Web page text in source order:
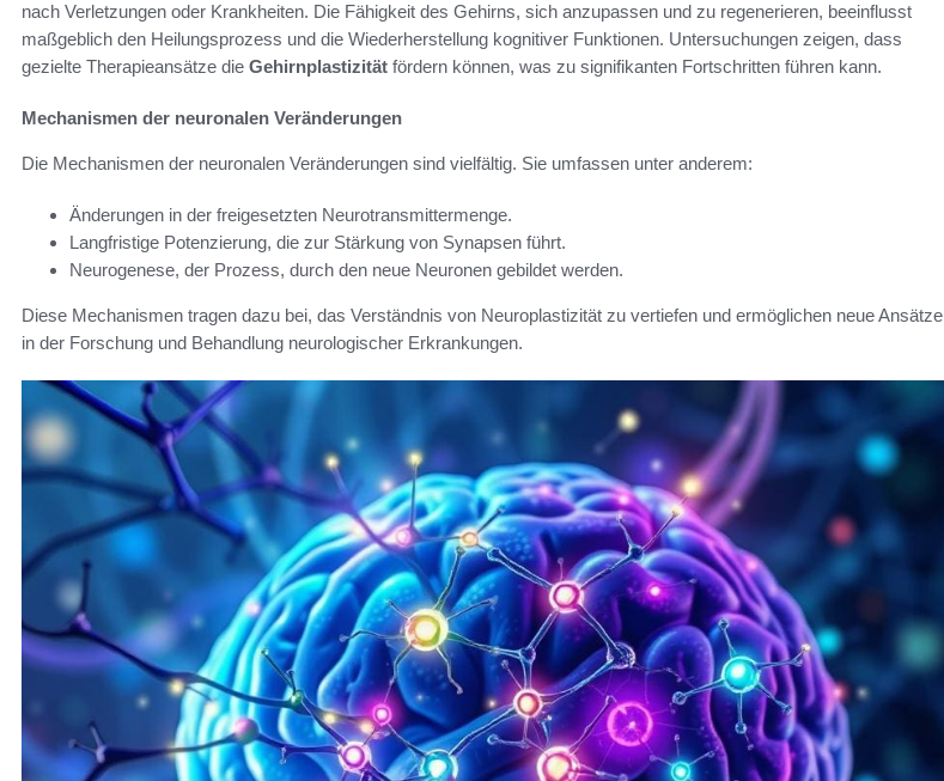
nach Verletzungen oder Krankheiten. Die Fähigkeit des Gehirns, sich anzupassen und zu regenerieren, beeinflusst
maßgeblich den Heilungsprozess und die Wiederherstellung kognitiver Funktionen. Untersuchungen zeigen, dass
gezielte Therapieansätze die Gehirnplastizität fördern können, was zu signifikanten Fortschritten führen kann.
Mechanismen der neuronalen Veränderungen
Die Mechanismen der neuronalen Veränderungen sind vielfältig. Sie umfassen unter anderem:
Änderungen in der freigesetzten Neurotransmittermenge.
Langfristige Potenzierung, die zur Stärkung von Synapsen führt.
Neurogenese, der Prozess, durch den neue Neuronen gebildet werden.
Diese Mechanismen tragen dazu bei, das Verständnis von Neuroplastizität zu vertiefen und ermöglichen neue Ansätze
in der Forschung und Behandlung neurologischer Erkrankungen.